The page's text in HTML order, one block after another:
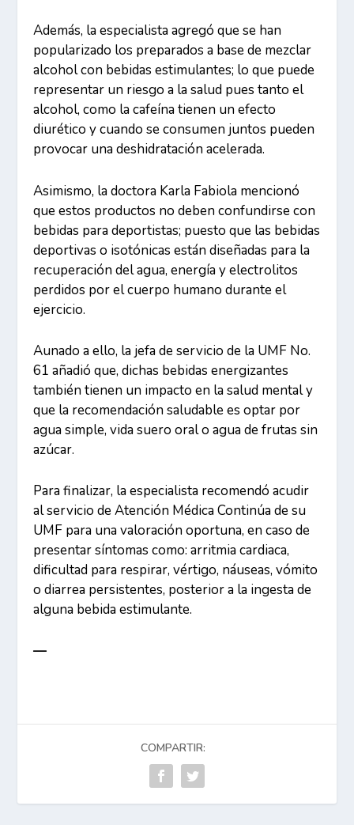
Además, la especialista agregó que se han
popularizado los preparados a base de mezclar
alcohol con bebidas estimulantes; lo que puede
representar un riesgo a la salud pues tanto el
alcohol, como la cafeína tienen un efecto
diurético y cuando se consumen juntos pueden
provocar una deshidratación acelerada.
Asimismo, la doctora Karla Fabiola mencionó
que estos productos no deben confundirse con
bebidas para deportistas; puesto que las bebidas
deportivas o isotónicas están diseñadas para la
recuperación del agua, energía y electrolitos
perdidos por el cuerpo humano durante el
ejercicio.
Aunado a ello, la jefa de servicio de la UMF No.
61 añadió que, dichas bebidas energizantes
también tienen un impacto en la salud mental y
que la recomendación saludable es optar por
agua simple, vida suero oral o agua de frutas sin
azúcar.
Para finalizar, la especialista recomendó acudir
al servicio de Atención Médica Continúa de su
UMF para una valoración oportuna, en caso de
presentar síntomas como: arritmia cardiaca,
dificultad para respirar, vértigo, náuseas, vómito
o diarrea persistentes, posterior a la ingesta de
alguna bebida estimulante.
—
COMPARTIR: